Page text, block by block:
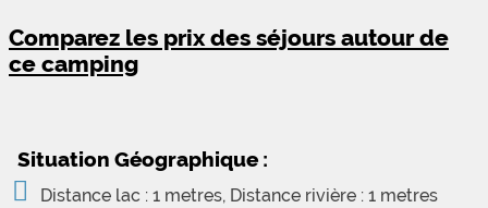
Comparez les prix des séjours autour de
ce camping
Situation Géographique :
Distance lac : 1 metres, Distance rivière : 1 metres